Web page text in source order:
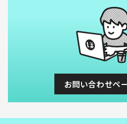
お問い合わせペ